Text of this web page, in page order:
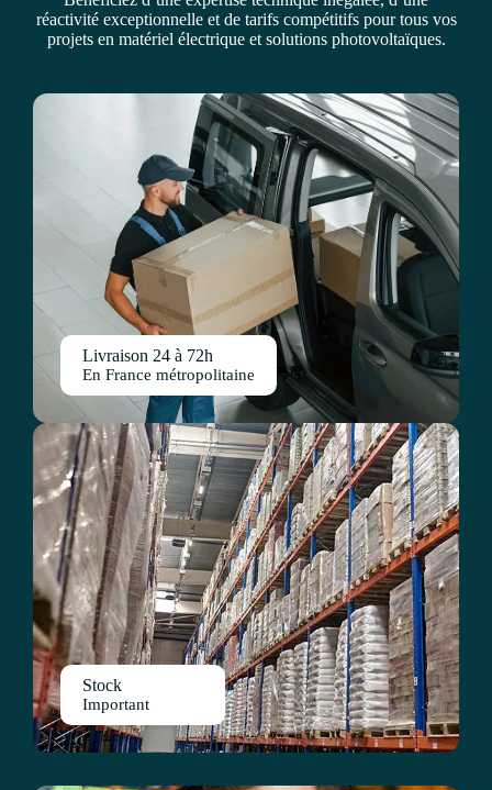
réactivité exceptionnelle et de tarifs compétitifs pour tous vos
projets en matériel électrique et solutions photovoltaïques.
Livraison 24 à 72h
En France métropolitaine
Stock
Important